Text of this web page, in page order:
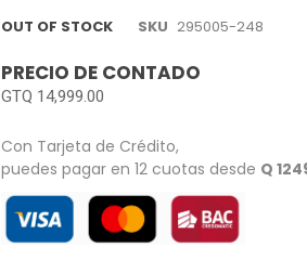
OUT OF STOCK SKU 295005-248
PRECIO DE CONTADO
GTQ 14,999.00
Con Tarjeta de Crédito,
puedes pagar en 12 cuotas desde Q